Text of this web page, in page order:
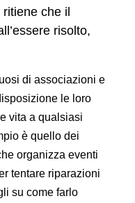
che il
risolto,
di associazioni e
le loro
vita a qualsiasi
è quello dei
organizza eventi
tentare riparazioni
su come farlo